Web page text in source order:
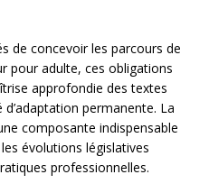
de concevoir les parcours de
pour adulte, ces obligations
approfondie des textes
permanente. La
composante indispensable
évolutions législatives
professionnelles.